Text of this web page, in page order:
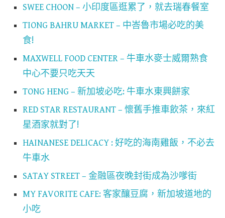
SWEE CHOON – 小印度區逛累了，就去瑞春餐室
TIONG BAHRU MARKET – 中峇魯市場必吃的美
食!
MAXWELL FOOD CENTER – 牛車水麥士威爾熟食
中心不要只吃天天
TONG HENG – 新加坡必吃: 牛車水東興餅家
RED STAR RESTAURANT – 懷舊手推車飲茶，來紅
星酒家就對了!
HAINANESE DELICACY : 好吃的海南雞飯，不必去
牛車水
SATAY STREET – 金融區夜晚封街成為沙嗲街
MY FAVORITE CAFE: 客家釀豆腐，新加坡道地的
小吃